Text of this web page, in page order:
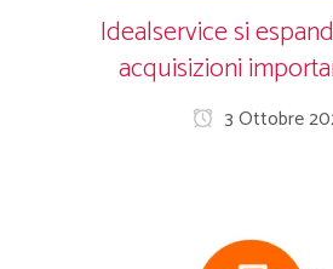
Idealservice si
acquisizioni
3 Ottobre